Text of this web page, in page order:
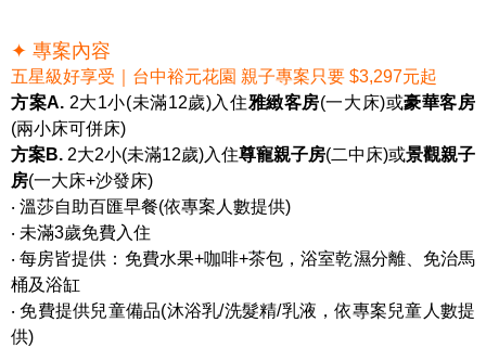
✦ 專案內容
五星級好享受｜台中裕元花園 親子專案只要 $3,297元起
方案A. 2大1小(未滿12歲)入住雅緻客房(一大床)或豪華客房
(兩小床可併床)
方案B. 2大2小(未滿12歲)入住尊寵親子房(二中床)或景觀親子
房(一大床+沙發床)
‧ 溫莎自助百匯早餐(依專案人數提供)
‧ 未滿3歲免費入住
‧ 每房皆提供：免費水果+咖啡+茶包，浴室乾濕分離、免治馬
桶及浴缸
‧ 免費提供兒童備品(沐浴乳/洗髮精/乳液，依專案兒童人數提
供)